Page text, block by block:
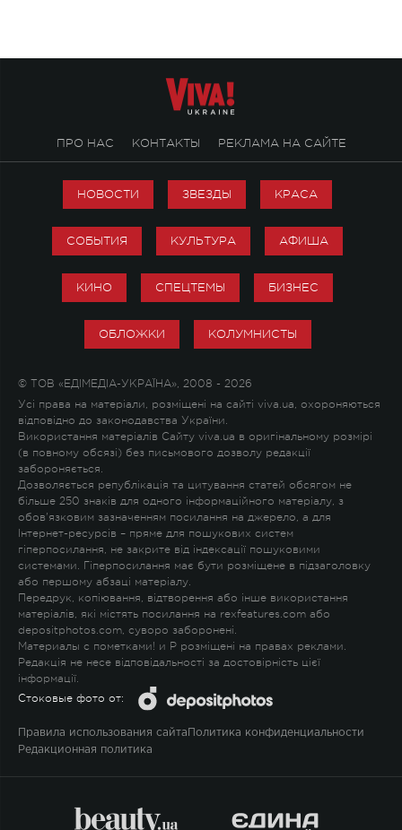
ПРО НАС КОНТАКТЫ РЕКЛАМА НА САЙТЕ
НОВОСТИ ЗВЕЗДЫ КРАСА
СОБЫТИЯ КУЛЬТУРА АФИША
КИНО СПЕЦТЕМЫ БИЗНЕС
ОБЛОЖКИ КОЛУМНИСТЫ
© ТОВ «ЕДІМЕДІА-УКРАЇНА», 2008 - 2026
Усі права на матеріали, розміщені на сайті viva.ua, охороняються
відповідно до законодавства України.
Використання матеріалів Сайту viva.ua в оригінальному розмірі
(в повному обсязі) без письмового дозволу редакції
забороняється.
Дозволяється републікація та цитування статей обсягом не
більше 250 знаків для одного інформаційного матеріалу, з
обов'язковим зазначенням посилання на джерело, а для
Інтернет-ресурсів – пряме для пошукових систем
гіперпосилання, не закрите від індексації пошуковими
системами. Гіперпосилання має бути розміщене в підзаголовку
або першому абзаці матеріалу.
Передрук, копіювання, відтворення або інше використання
матеріалів, які містять посилання на rexfeatures.com або
depositphotos.com, суворо заборонені.
Материалы с пометками! и P розміщені на правах реклами.
Редакція не несе відповідальності за достовірність цієї
інформації.
Стоковые фото от:
Правила использования сайта Политика конфиденциальности
Редакционная политика